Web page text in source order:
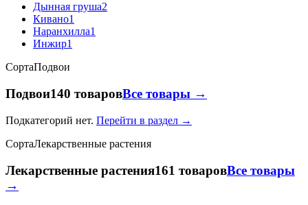
Дынная груша2
Кивано1
Наранхилла1
Инжир1
СортаПодвои
Подвои140 товаровВсе товары →
Подкатегорий нет. Перейти в раздел →
СортаЛекарственные растения
Лекарственные растения161 товаровВсе товары
→